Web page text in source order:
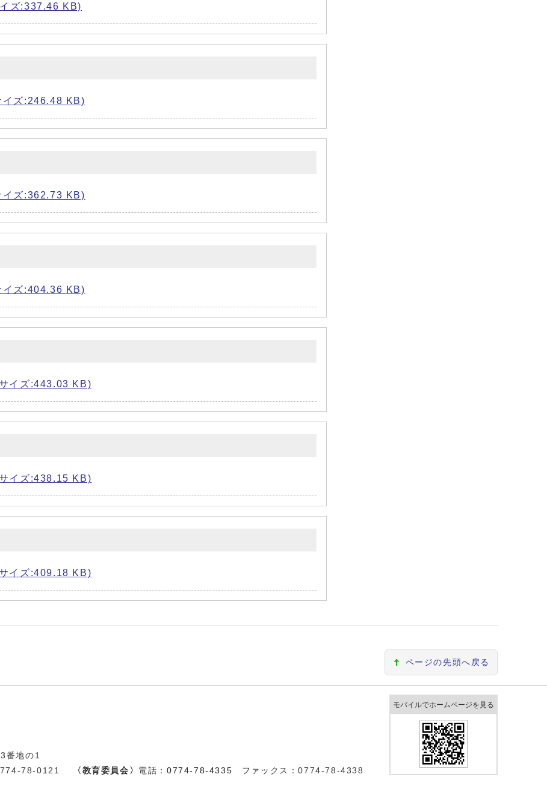
ズ:337.46 KB)
イズ:246.48 KB)
イズ:362.73 KB)
イズ:404.36 KB)
イズ:443.03 KB)
イズ:438.15 KB)
イズ:409.18 KB)
ページの先頭へ戻る
番地の1
78-0121 〈教育委員会〉 電話：0774-78-4335 ファックス：0774-78-4338
モバイルでホームページを見る